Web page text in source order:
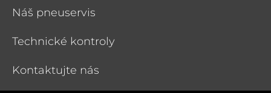
Náš pneuservis
Technické kontroly
Kontaktujte nás